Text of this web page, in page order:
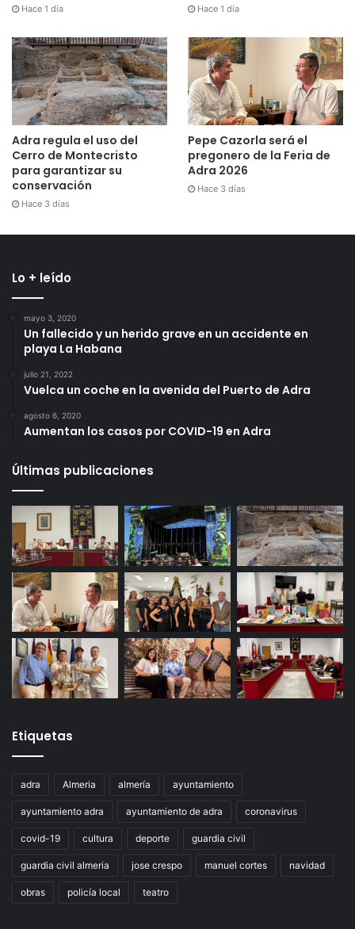
Hace 1 día Hace 1 día
Adra regula el uso del
Cerro de Montecristo
para garantizar su
conservación
Hace 3 días
Pepe Cazorla será el
pregonero de la Feria de
Adra 2026
Hace 3 días
Lo + leído
mayo 3, 2020
Un fallecido y un herido grave en un accidente en
playa La Habana
julio 21, 2022
Vuelca un coche en la avenida del Puerto de Adra
agosto 6, 2020
Aumentan los casos por COVID-19 en Adra
Últimas publicaciones
Etiquetas
adra Almeria almería ayuntamiento
ayuntamiento adra ayuntamiento de adra coronavirus
covid-19 cultura deporte guardia civil
guardia civil almeria jose crespo manuel cortes navidad
obras policía local teatro